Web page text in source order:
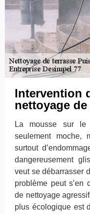
Intervention
nettoyage
La mousse sur
seulement moche,
surtout
dangereusement
veut se débarrasser
problème peut s’en
de nettoyage
plus écologique est